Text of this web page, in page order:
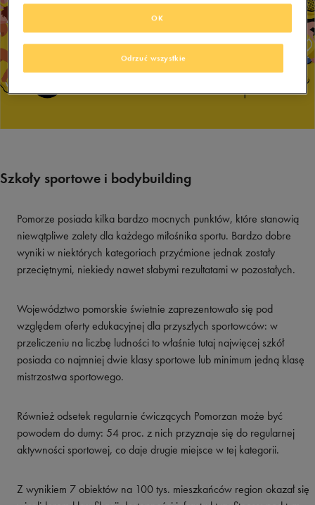
Szkoły sportowe i bodybuilding
Pomorze posiada kilka bardzo mocnych punktów, które stanowią
niewątpliwe zalety dla każdego miłośnika sportu. Bardzo dobre
wyniki w niektórych kategoriach przyćmione jednak zostały
przeciętnymi, niekiedy nawet słabymi rezultatami w pozostałych.
Województwo pomorskie świetnie zaprezentowało się pod
względem oferty edukacyjnej dla przyszłych sportowców: w
przeliczeniu na liczbę ludności to właśnie tutaj najwięcej szkół
posiada co najmniej dwie klasy sportowe lub minimum jedną klasę
mistrzostwa sportowego.
Również odsetek regularnie ćwiczących Pomorzan może być
powodem do dumy: 54 proc. z nich przyznaje się do regularnej
aktywności sportowej, co daje drugie miejsce w tej kategorii.
Z wynikiem 7 obiektów na 100 tys. mieszkańców region okazał się
Odrzuć wszystkie
OK